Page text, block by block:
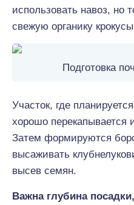
использовать навоз, но
свежую органику
Подготовка
Участок, где
хорошо перекапывается
Затем формируются
высаживать
высев семян.
Важна глубина